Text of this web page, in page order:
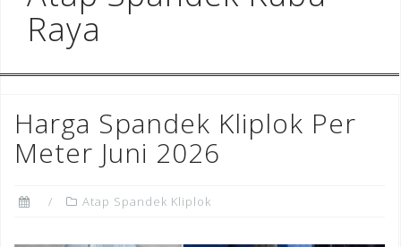
Raya
Harga Spandek Kliplok Per
Meter Juni 2026
Atap Spandek Kliplok